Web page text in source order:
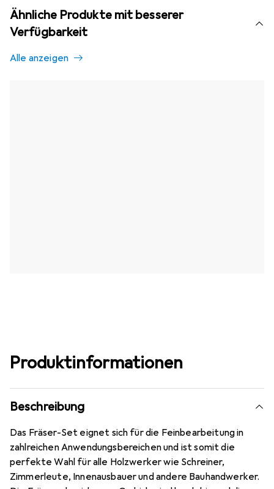
Ähnliche Produkte mit besserer
Verfügbarkeit
Alle anzeigen
Produktinformationen
Beschreibung
Das Fräser-Set eignet sich für die Feinbearbeitung in
zahlreichen Anwendungsbereichen und ist somit die
perfekte Wahl für alle Holzwerker wie Schreiner,
Zimmerleute, Innenausbauer und andere Bauhandwerker.